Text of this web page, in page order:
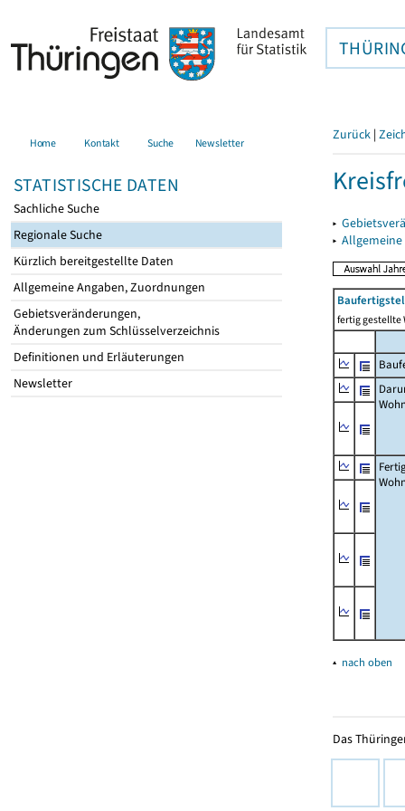
Home Kontakt Suche Newsletter
STATISTISCHE DATEN
Sachliche Suche
Regionale Suche
Kürzlich bereitgestellte Daten
Allgemeine Angaben, Zuordnungen
Gebietsveränderungen,
Änderungen zum Schlüsselverzeichnis
Definitionen und Erläuterungen
Newsletter
Zurück |
▸
▸
fertig gestellte
▴ nach oben
Das